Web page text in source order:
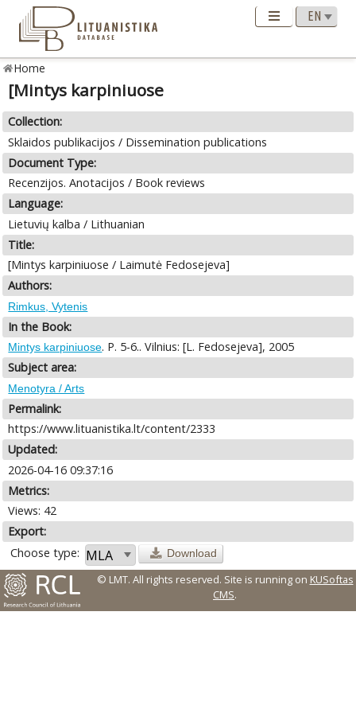
Home
[Mintys karpiniuose
Collection:
Sklaidos publikacijos / Dissemination publications
Document Type:
Recenzijos. Anotacijos / Book reviews
Language:
Lietuvių kalba / Lithuanian
Title:
[Mintys karpiniuose / Laimutė Fedosejeva]
Authors:
Rimkus, Vytenis
In the Book:
Mintys karpiniuose. P. 5-6.. Vilnius: [L. Fedosejeva], 2005
Subject area:
Menotyra / Arts
Permalink:
https://www.lituanistika.lt/content/2333
Updated:
2026-04-16 09:37:16
Metrics:
Views: 42
Export:
Choose type:
Download
© LMT. All rights reserved. Site is running on KUSoftas
CMS.